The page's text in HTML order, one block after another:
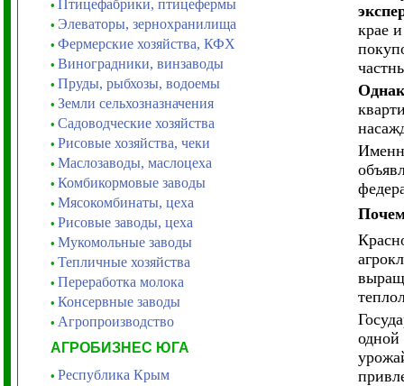
• Птицефабрики, птицефермы
• Элеваторы, зернохранилища
• Фермерские хозяйства, КФХ
• Виноградники, винзаводы
• Пруды, рыбхозы, водоемы
• Земли сельхозназначения
• Садоводческие хозяйства
• Рисовые хозяйства, чеки
• Маслозаводы, маслоцеха
• Комбикормовые заводы
• Мясокомбинаты, цеха
• Рисовые заводы, цеха
• Мукомольные заводы
• Тепличные хозяйства
• Переработка молока
• Консервные заводы
• Агропроизводство
АГРОБИЗНЕС ЮГА
• Республика Крым
крае